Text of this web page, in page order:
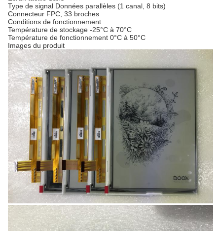
Type de signal Données parallèles (1 canal, 8 bits)
Connecteur FPC, 33 broches
Conditions de fonctionnement
Température de stockage -25°C à 70°C
Température de fonctionnement 0°C à 50°C
Images du produit